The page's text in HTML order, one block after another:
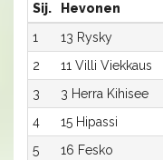
Sij. Hevonen
1
13 Rysky
2
11 Villi Viekkaus
3
3 Herra Kihisee
4
15 Hipassi
5
16 Fesko